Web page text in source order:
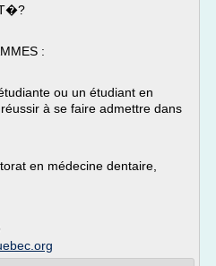
:
ou un étudiant en
à se faire admettre dans
en médecine dentaire,